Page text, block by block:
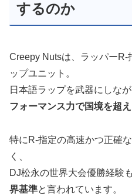
するのか
Creepy Nutsは、ラッパー
ップユニット。
日本語ラップを武器にしなが
フォーマンス力で国境を超
特にR-指定の高速かつ正確
く、
DJ松永の世界大会優勝経験も
界基準と言われています。